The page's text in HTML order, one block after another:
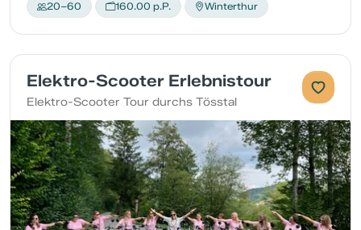
20–60 160.00 p.P. Winterthur
Elektro-Scooter Erlebnistour
Elektro-Scooter Tour durchs Tösstal